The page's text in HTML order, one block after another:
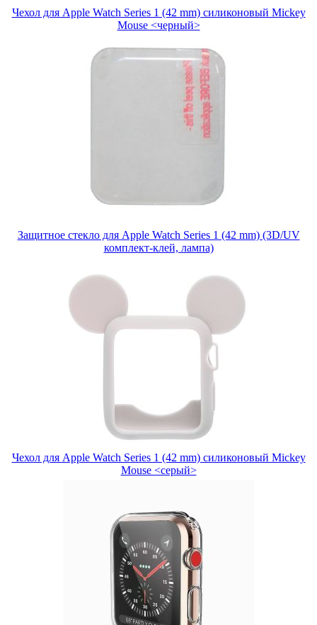
Чехол для Apple Watch Series 1 (42 mm) силиконовый Mickey
Mouse <черный>
Защитное стекло для Apple Watch Series 1 (42 mm) (3D/UV
комплект-клей, лампа)
Чехол для Apple Watch Series 1 (42 mm) силиконовый Mickey
Mouse <серый>